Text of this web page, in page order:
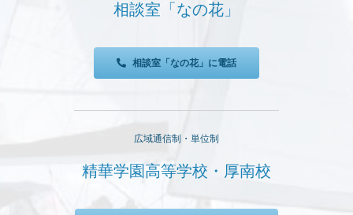
相談室「なの花」
相談室「なの花」に電話
広域通信制・単位制
精華学園高等学校・厚南校